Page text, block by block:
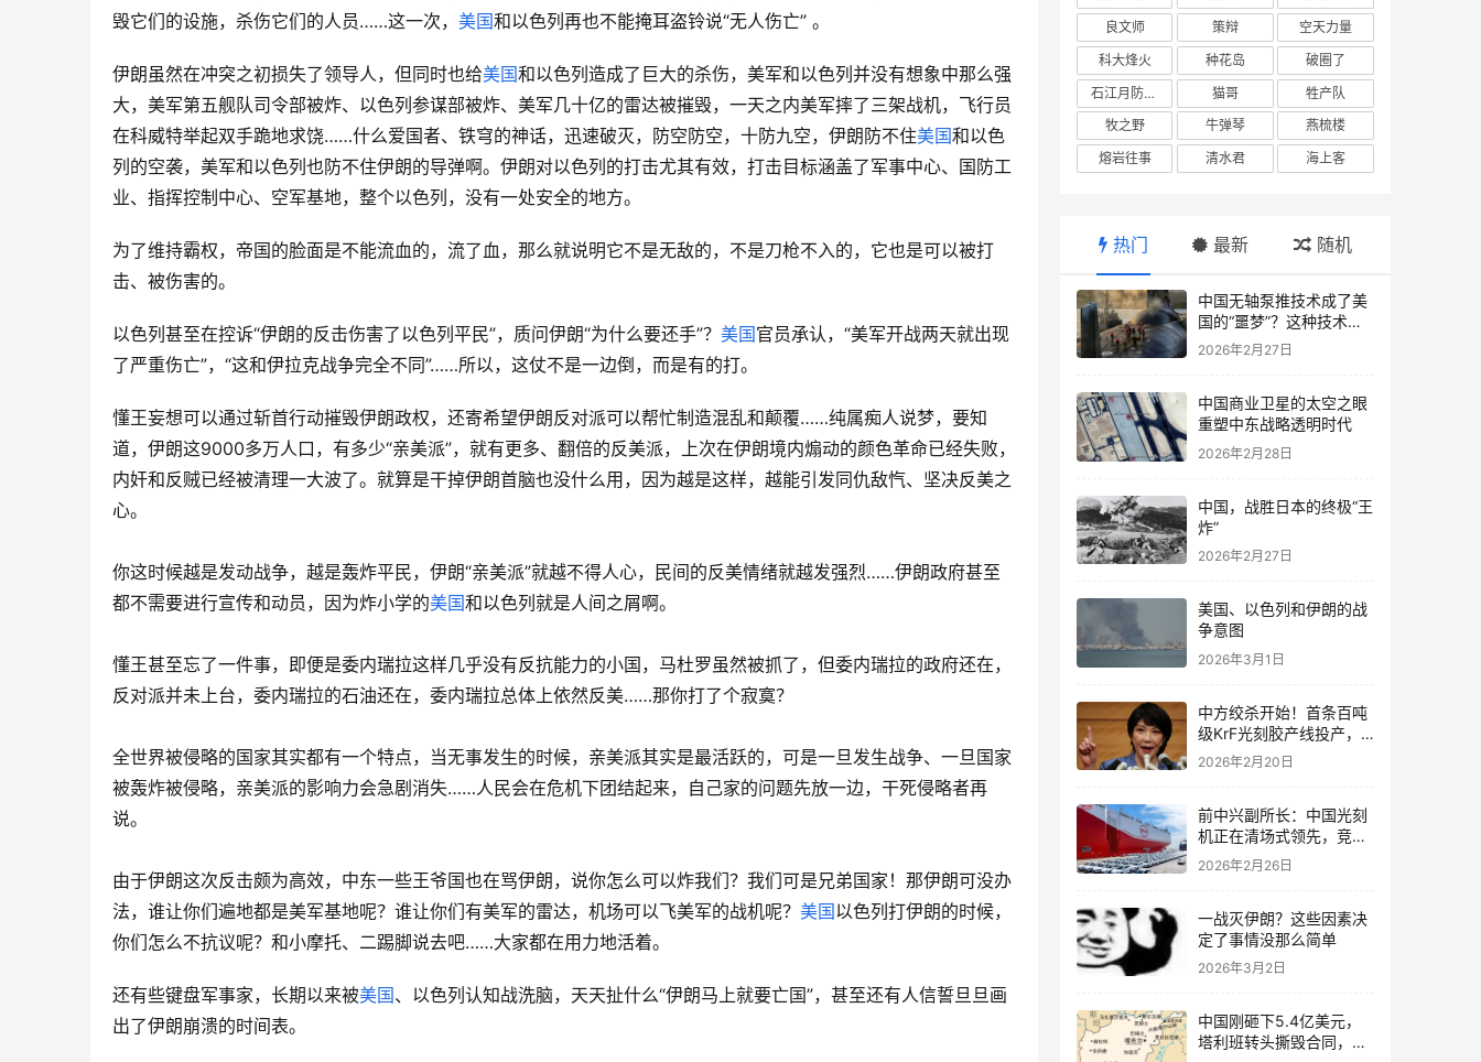
毁它们的设施，杀伤它们的人员……这一次， 美国和以色列再也不能掩耳盗铃说“无人伤亡” 。
伊朗虽然在冲突之初损失了领导人，但同时也给美国和以色列造成了巨大的杀伤，美军和以色列并没有想象中那么强
大，美军第五舰队司令部被炸、以色列参谋部被炸、美军几十亿的雷达被摧毁，一天之内美军摔了三架战机，飞行员
在科威特举起双手跪地求饶……什么爱国者、铁穹的神话，迅速破灭，防空防空，十防九空，伊朗防不住美国和以色
列的空袭，美军和以色列也防不住伊朗的导弹啊。伊朗对以色列的打击尤其有效，打击目标涵盖了军事中心、国防工
业、指挥控制中心、空军基地，整个以色列，没有一处安全的地方。
为了维持霸权，帝国的脸面是不能流血的，流了血，那么就说明它不是无敌的，不是刀枪不入的，它也是可以被打
击、被伤害的。
以色列甚至在控诉“伊朗的反击伤害了以色列平民”，质问伊朗“为什么要还手”？ 美国官员承认，“美军开战两天就出现
了严重伤亡”，“这和伊拉克战争完全不同”……所以，这仗不是一边倒，而是有的打。
懂王妄想可以通过斩首行动摧毁伊朗政权，还寄希望伊朗反对派可以帮忙制造混乱和颠覆……纯属痴人说梦，要知
道，伊朗这9000多万人口，有多少“亲美派”，就有更多、翻倍的反美派，上次在伊朗境内煽动的颜色革命已经失败，
内奸和反贼已经被清理一大波了。就算是干掉伊朗首脑也没什么用，因为越是这样，越能引发同仇敌忾、坚决反美之
心。
你这时候越是发动战争，越是轰炸平民，伊朗“亲美派”就越不得人心，民间的反美情绪就越发强烈……伊朗政府甚至
都不需要进行宣传和动员，因为炸小学的美国和以色列就是人间之屑啊。
懂王甚至忘了一件事，即便是委内瑞拉这样几乎没有反抗能力的小国，马杜罗虽然被抓了，但委内瑞拉的政府还在，
反对派并未上台，委内瑞拉的石油还在，委内瑞拉总体上依然反美……那你打了个寂寞？
全世界被侵略的国家其实都有一个特点，当无事发生的时候，亲美派其实是最活跃的，可是一旦发生战争、一旦国家
被轰炸被侵略，亲美派的影响力会急剧消失……人民会在危机下团结起来，自己家的问题先放一边，干死侵略者再
说。
由于伊朗这次反击颇为高效，中东一些王爷国也在骂伊朗，说你怎么可以炸我们？我们可是兄弟国家！那伊朗可没办
法，谁让你们遍地都是美军基地呢？谁让你们有美军的雷达，机场可以飞美军的战机呢？ 美国以色列打伊朗的时候，
你们怎么不抗议呢？和小摩托、二踢脚说去吧……大家都在用力地活着。
还有些键盘军事家，长期以来被美国、以色列认知战洗脑，天天扯什么“伊朗马上就要亡国”，甚至还有人信誓旦旦画
出了伊朗崩溃的时间表。
良文师
策辩
空天力量
科大烽火
种花岛
破圈了
石江月防务观察
猫哥
牲产队
牧之野
牛弹琴
燕梳楼
熔岩往事
清水君 海上客
热门 最新 随机
中国无轴泵推技术成了美
国的“噩梦”？这种技术到
底有多强？
2026年2月27日
中国商业卫星的太空之眼
重塑中东战略透明时代
2026年2月28日
中国，战胜日本的终极“王
炸”
2026年2月27日
美国、以色列和伊朗的战
争意图
2026年3月1日
中方绞杀开始！首条百吨
级KrF光刻胶产线投产，
日媒慌了：我们愿意卖
2026年2月20日
前中兴副所长：中国光刻
机正在清场式领先，竞争
对手连汤都喝不上
2026年2月26日
一战灭伊朗？这些因素决
定了事情没那么简单
2026年3月2日
中国刚砸下5.4亿美元，
塔利班转头撕毁合同，阿